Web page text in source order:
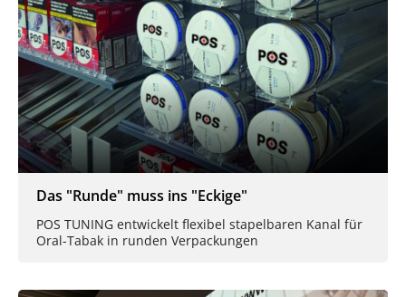
Das "Runde" muss ins "Eckige"
POS TUNING entwickelt flexibel stapelbaren Kanal für
Oral-Tabak in runden Verpackungen